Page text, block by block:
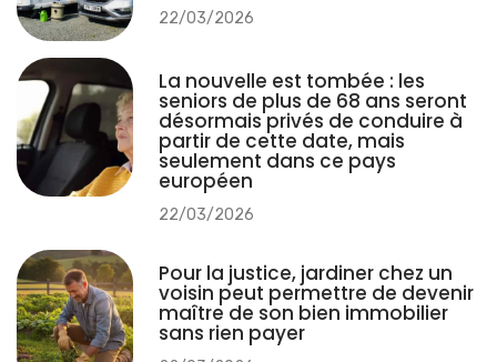
22/03/2026
La nouvelle est tombée : les
seniors de plus de 68 ans seront
désormais privés de conduire à
partir de cette date, mais
seulement dans ce pays
européen
22/03/2026
Pour la justice, jardiner chez un
voisin peut permettre de devenir
maître de son bien immobilier
sans rien payer